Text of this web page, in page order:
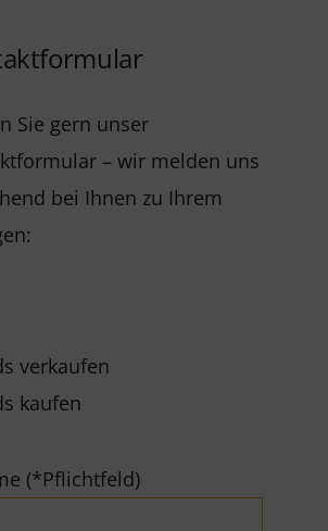
Sie gern unser
– wir melden uns
bei Ihnen zu Ihrem
verkaufen
kaufen
(*Pflichtfeld)